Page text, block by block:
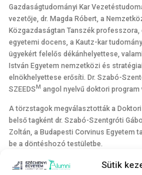
Sütik
Gazdaságtudományi Kar
vezetője, dr. Magda Róbert, a
Közgazdaságtan Tanszék professzora,
egyetemi docens, a Kautz-kar
ügyekért felelős dékánhelyettese,
István Egyetem nemzetközi és
elnökhelyettese erősíti. Dr. Szabó-
SZEEDSM angol nyelvű doktori program
A törzstagok megválasztották a
belső tagként dr. Szabó-Szentgróti
Zoltán, a Budapesti Corvinus Egyetem
be a döntéshozó testületbe.
A Doktori Iskola jelentős fejlődésen